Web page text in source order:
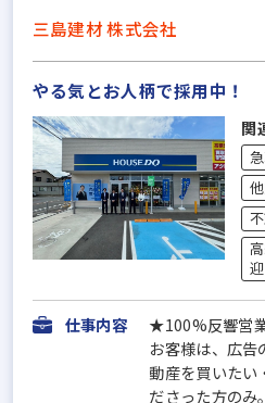
三島建材 株式会社
やる気とお人柄で採用中！
関
迎
仕事内容
★100%反響営
お客様は、広
動産を買いたい
ださった方のみ。